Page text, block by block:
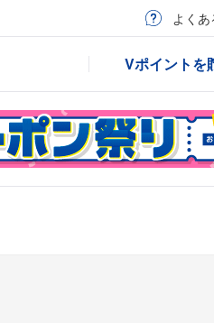
よく
Vポイントを